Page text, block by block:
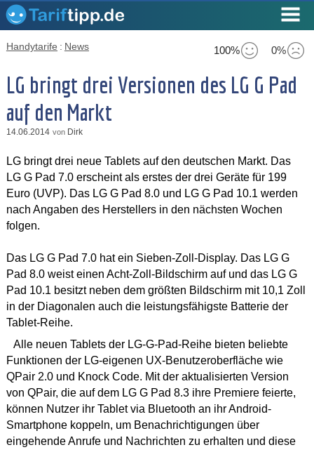
100% 0%
Handytarife : News
LG bringt drei Versionen des LG G Pad
auf den Markt
14.06.2014 von Dirk
LG bringt drei neue Tablets auf den deutschen Markt. Das
LG G Pad 7.0 erscheint als erstes der drei Geräte für 199
Euro (UVP). Das LG G Pad 8.0 und LG G Pad 10.1 werden
nach Angaben des Herstellers in den nächsten Wochen
folgen.
Das LG G Pad 7.0 hat ein Sieben-Zoll-Display. Das LG G
Pad 8.0 weist einen Acht-Zoll-Bildschirm auf und das LG G
Pad 10.1 besitzt neben dem größten Bildschirm mit 10,1 Zoll
in der Diagonalen auch die leistungsfähigste Batterie der
Tablet-Reihe.
Alle neuen Tablets der LG-G-Pad-Reihe bieten beliebte
Funktionen der LG-eigenen UX-Benutzeroberfläche wie
QPair 2.0 und Knock Code. Mit der aktualisierten Version
von QPair, die auf dem LG G Pad 8.3 ihre Premiere feierte,
können Nutzer ihr Tablet via Bluetooth an ihr Android-
Smartphone koppeln, um Benachrichtigungen über
eingehende Anrufe und Nachrichten zu erhalten und diese